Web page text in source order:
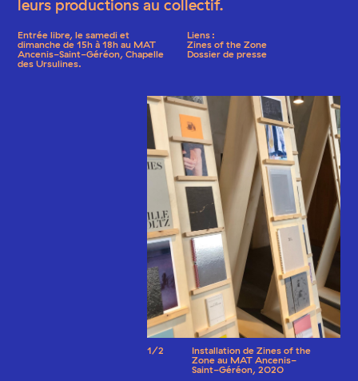
leurs productions au collectif.
Entrée libre, le samedi et
dimanche de 15h à 18h au MAT
Ancenis-Saint-Géréon, Chapelle
des Ursulines.
Liens :
Zines of the Zone
Dossier de presse
1/2
Installation de Zines of the
Zone au MAT Ancenis-
Saint-Géréon, 2020